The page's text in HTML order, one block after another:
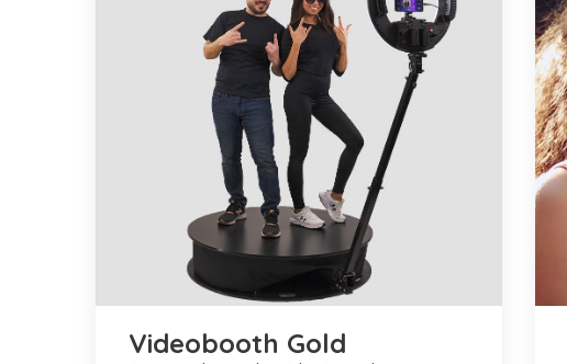
Videobooth Gold